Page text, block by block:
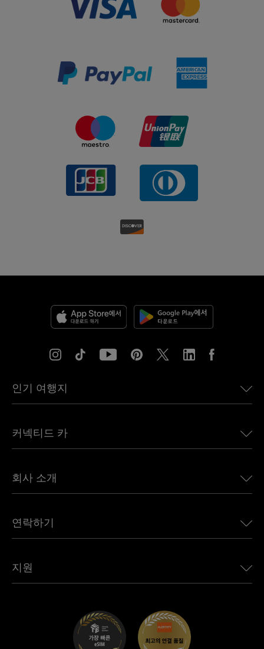
인기 여행지
유럽용 eSIM
캐나다용 eSIM
아프리카용 eSIM
모든 목적지 보기
커넥티드 카
Land Rover용 Ubigi
Jeep용 Ubigi
Mini용 Ubigi
Maserati용 Ubigi
회사 소개
언론에 소개된 Ubigi
Ubigi 앱
연락하기
제휴 프로그램
지원